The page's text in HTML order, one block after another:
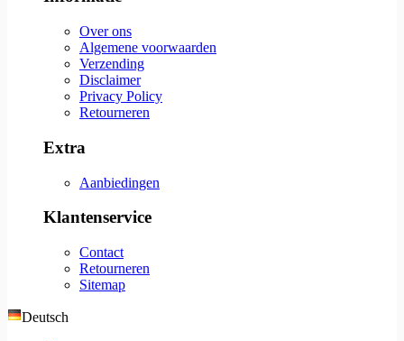
Over ons
Algemene voorwaarden
Verzending
Disclaimer
Privacy Policy
Retourneren
Extra
Aanbiedingen
Klantenservice
Contact
Retourneren
Sitemap
Deutsch